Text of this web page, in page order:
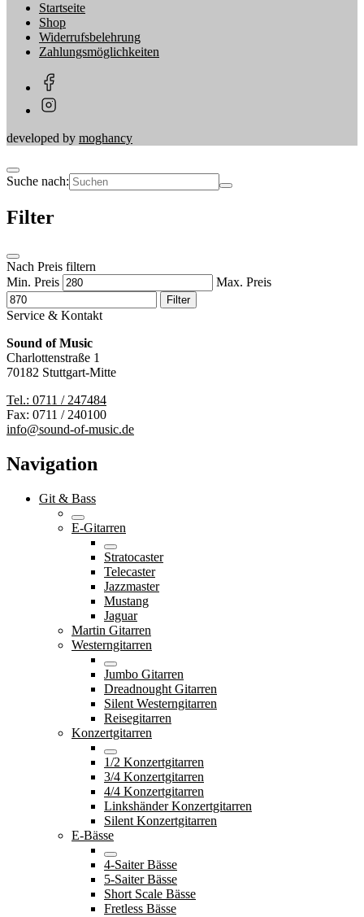
Startseite
Shop
Widerrufsbelehrung
Zahlungsmöglichkeiten
developed by moghancy
Suche nach:
Filter
Nach Preis filtern
Min. Preis
Max. Preis
Filter
Service & Kontakt
Sound of Music
Charlottenstraße 1
70182 Stuttgart-Mitte
Tel.: 0711 / 247484
Fax: 0711 / 240100
info@sound-of-music.de
Navigation
Git & Bass
E-Gitarren
Stratocaster
Telecaster
Jazzmaster
Mustang
Jaguar
Martin Gitarren
Westerngitarren
Jumbo Gitarren
Dreadnought Gitarren
Silent Westerngitarren
Reisegitarren
Konzertgitarren
1/2 Konzertgitarren
3/4 Konzertgitarren
4/4 Konzertgitarren
Linkshänder Konzertgitarren
Silent Konzertgitarren
E-Bässe
4-Saiter Bässe
5-Saiter Bässe
Short Scale Bässe
Fretless Bässe